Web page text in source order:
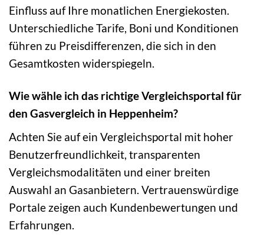
Einfluss auf Ihre monatlichen Energiekosten.
Unterschiedliche Tarife, Boni und Konditionen
führen zu Preisdifferenzen, die sich in den
Gesamtkosten widerspiegeln.
Wie wähle ich das richtige Vergleichsportal für
den Gasvergleich in Heppenheim?
Achten Sie auf ein Vergleichsportal mit hoher
Benutzerfreundlichkeit, transparenten
Vergleichsmodalitäten und einer breiten
Auswahl an Gasanbietern. Vertrauenswürdige
Portale zeigen auch Kundenbewertungen und
Erfahrungen.